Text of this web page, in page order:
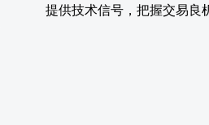
提供技术信号，把握交易良